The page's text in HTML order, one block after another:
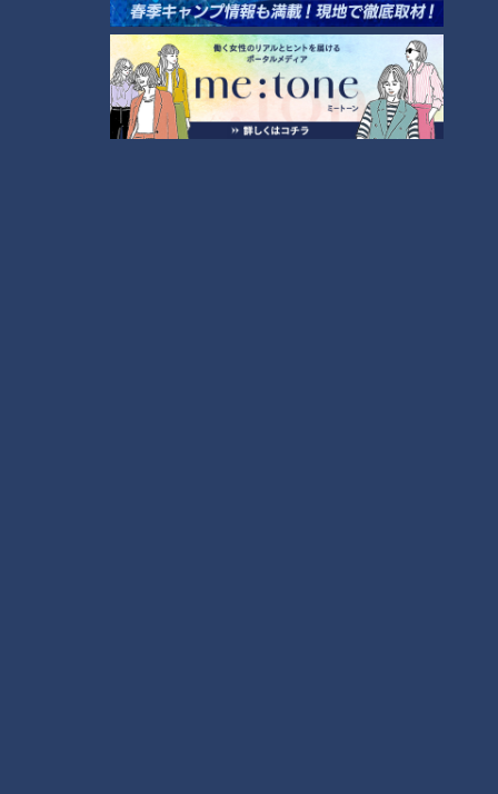
「んまいっ！めっちゃお肉がプリプリ！超柔らかい。
プラスされた柚子胡椒の辛さで、肉の甘みがグッと上がります
店主のSさんは、和食の職人だった経歴を活かし、醤油系+ワ